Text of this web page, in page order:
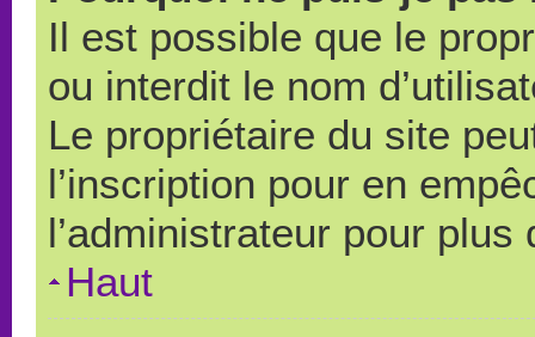
Il est possible que le
ou interdit le nom
Le propriétaire du site
l’inscription pour en
l’administrateur pour
Haut